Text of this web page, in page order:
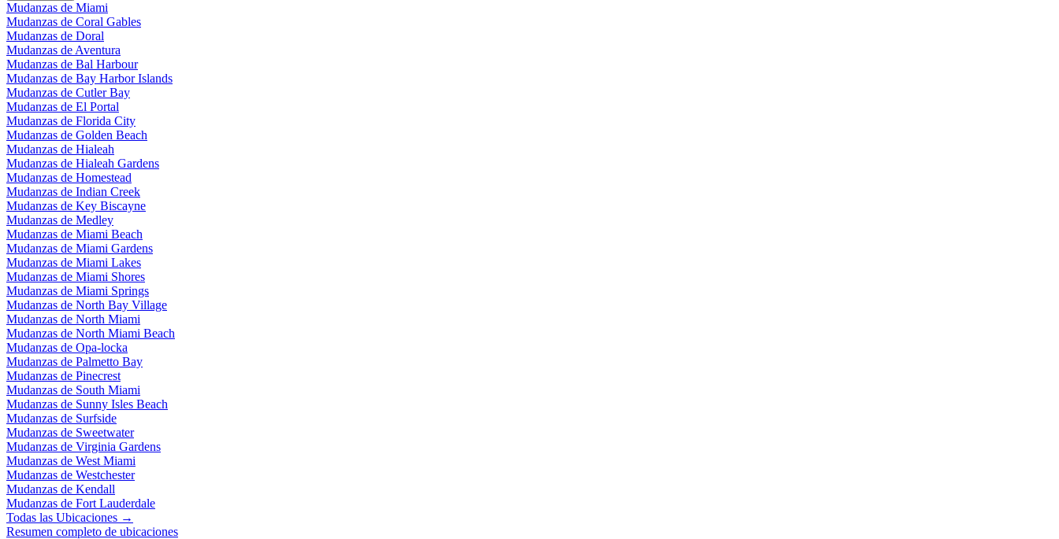
Mudanzas de Miami
Mudanzas de Coral Gables
Mudanzas de Doral
Mudanzas de Aventura
Mudanzas de Bal Harbour
Mudanzas de Bay Harbor Islands
Mudanzas de Cutler Bay
Mudanzas de El Portal
Mudanzas de Florida City
Mudanzas de Golden Beach
Mudanzas de Hialeah
Mudanzas de Hialeah Gardens
Mudanzas de Homestead
Mudanzas de Indian Creek
Mudanzas de Key Biscayne
Mudanzas de Medley
Mudanzas de Miami Beach
Mudanzas de Miami Gardens
Mudanzas de Miami Lakes
Mudanzas de Miami Shores
Mudanzas de Miami Springs
Mudanzas de North Bay Village
Mudanzas de North Miami
Mudanzas de North Miami Beach
Mudanzas de Opa-locka
Mudanzas de Palmetto Bay
Mudanzas de Pinecrest
Mudanzas de South Miami
Mudanzas de Sunny Isles Beach
Mudanzas de Surfside
Mudanzas de Sweetwater
Mudanzas de Virginia Gardens
Mudanzas de West Miami
Mudanzas de Westchester
Mudanzas de Kendall
Mudanzas de Fort Lauderdale
Todas las Ubicaciones →
Resumen completo de ubicaciones